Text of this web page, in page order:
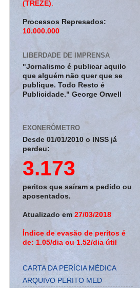
(TREZE)
Processos Represados:
10.000.000
LIBERDADE DE IMPRENSA
"Jornalismo é publicar aquilo
que alguém não quer que se
publique. Todo Resto é
Publicidade." George Orwell
EXONERÔMETRO
Desde 01/01/2010 o INSS já
perdeu:
3.173
peritos que saíram a pedido ou
aposentados.
Atualizado em 27/03/2018
Índice de evasão de peritos é
de: 1.05/dia ou 1.52/dia útil
CARTA DA PERÍCIA MÉDICA
ARQUIVO PERITO MED